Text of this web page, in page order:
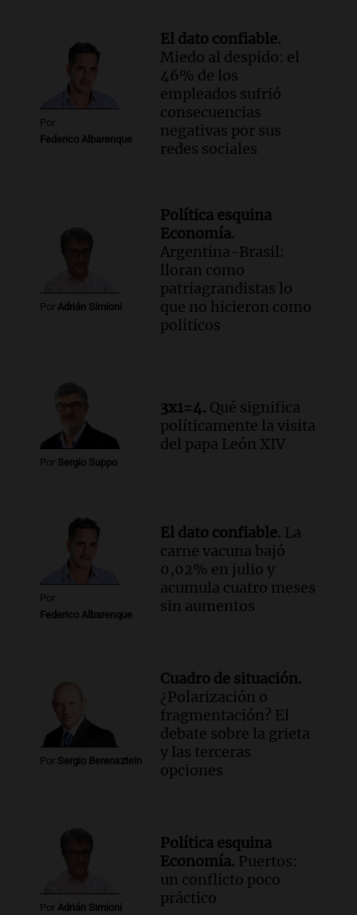
música: Paloma y su violín en Cadena 3
emocionan a todos
Noticias
Episodios
Audio.
“Hicieron feliz a una palomita”:
la emotiva entrega del violín a la hija del
histórico limpiavidrios
Ley para regular refugios y
criaderos: "La superpoblación de perros
y gatos es gravísima"
Audio.Miedo al despido: el 46% de los
empleados sufrió consecuencias
Por
Federico Albarenque
El dato confiable.
Miedo al despido: el
46% de los
empleados sufrió
consecuencias
negativas por sus
redes sociales
Por Adrián Simioni
Política esquina
Economía.
Argentina-Brasil:
lloran como
patriagrandistas lo
que no hicieron como
politicos
Por Sergio Suppo
3x1=4. Qué significa
políticamente la visita
del papa León XIV
Por
Federico Albarenque
El dato confiable. La
carne vacuna bajó
0,02% en julio y
acumula cuatro meses
sin aumentos
Por Sergio Berensztein
Cuadro de situación.
¿Polarización o
fragmentación? El
debate sobre la grieta
y las terceras
opciones
Por Adrián Simioni
Política esquina
Economía. Puertos:
un conflicto poco
práctico